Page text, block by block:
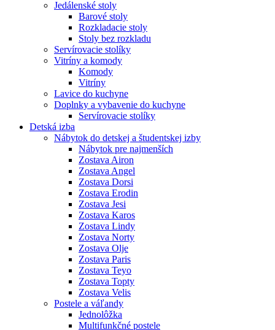
Jedálenské stoly
Barové stoly
Rozkladacie stoly
Stoly bez rozkladu
Servírovacie stolíky
Vitríny a komody
Komody
Vitríny
Lavice do kuchyne
Doplnky a vybavenie do kuchyne
Servírovacie stolíky
Detská izba
Nábytok do detskej a študentskej izby
Nábytok pre najmenších
Zostava Airon
Zostava Angel
Zostava Dorsi
Zostava Erodin
Zostava Jesi
Zostava Karos
Zostava Lindy
Zostava Norty
Zostava Olje
Zostava Paris
Zostava Teyo
Zostava Topty
Zostava Velis
Postele a váľandy
Jednolôžka
Multifunkčné postele